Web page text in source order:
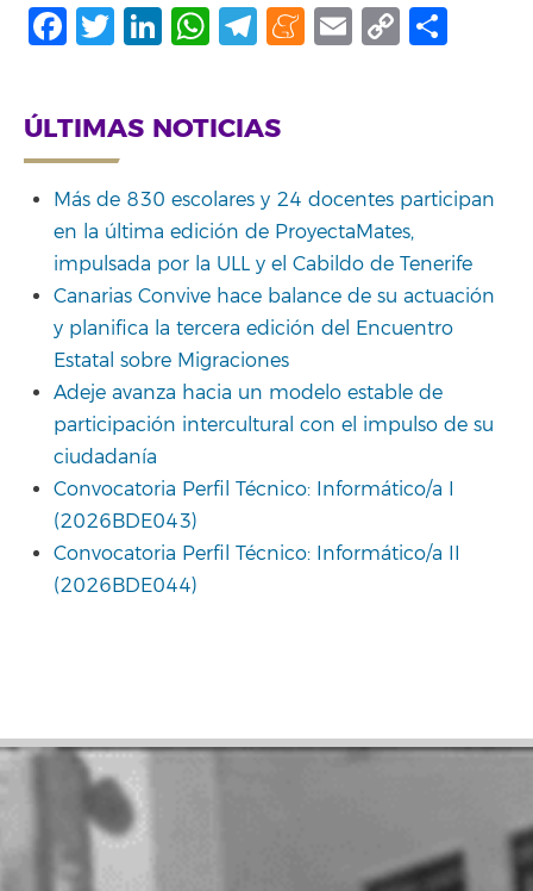
Facebook
Twitter
LinkedIn
WhatsApp
Telegram
Meneame
Email
Copy
ÚLTIMAS NOTICIAS
Más de 830 escolares y 24 docentes participan
en la última edición de ProyectaMates,
impulsada por la ULL y el Cabildo de Tenerife
Canarias Convive hace balance de su actuación
y planifica la tercera edición del Encuentro
Estatal sobre Migraciones
Adeje avanza hacia un modelo estable de
participación intercultural con el impulso de su
ciudadanía
Convocatoria Perfil Técnico: Informático/a I
(2026BDE043)
Convocatoria Perfil Técnico: Informático/a II
(2026BDE044)